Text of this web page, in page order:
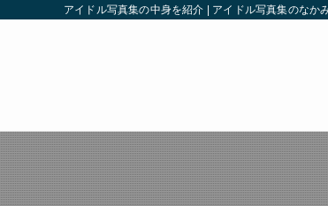
アイドル写真集の中身を紹介 | アイドル写真集のなか